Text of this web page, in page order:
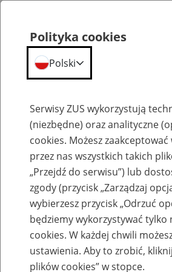
Komunikaty
Komunikat Prezesa
Społecznych z dnia 13
Polityka cookies
Polski
Serwisy ZUS wykorzystują
(niezbędne) oraz analityczne
cookies. Możesz
przez nas wszystkich takich
„Przejdź do serwisu”) lub
zgody (przycisk „Zarządzaj
wybierzesz przycisk „Odrzuć
będziemy wykorzystywać tylko
cookies. W każdej chwili
ustawienia. Aby to zrobić,
plików cookies” w stopce.